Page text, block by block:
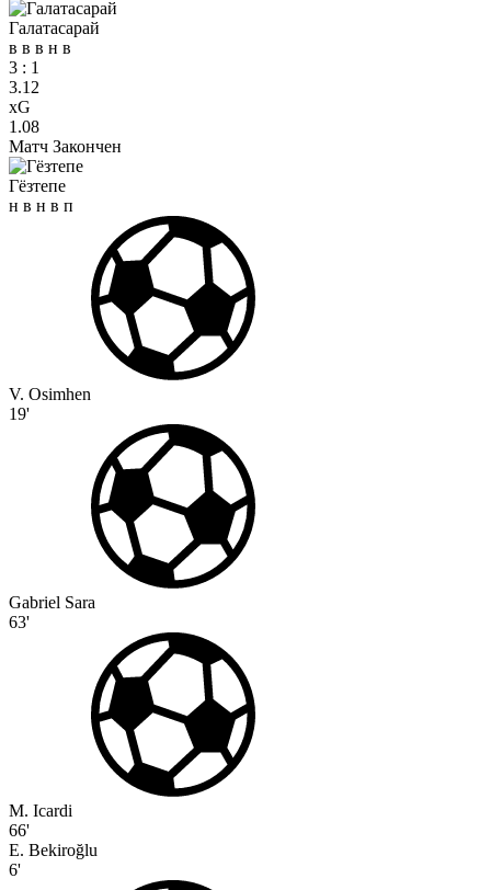
Галатасарай
в в в н в
3 : 1
3.12
xG
1.08
Матч Закончен
Гёзтепе
н в н в п
V. Osimhen
19'
Gabriel Sara
63'
M. Icardi
66'
E. Bekiroğlu
6'